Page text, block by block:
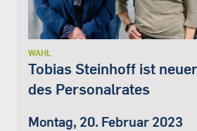
WAHL
Tobias Steinhoff ist
des Personalrates
Montag, 20. Februar 2023